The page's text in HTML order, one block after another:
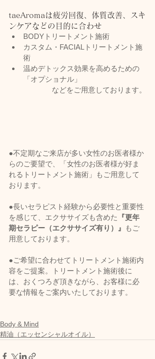
taeAromaは疲労回復、体質改善、スキ
ンケアなどの目的に合わせ
BODYトリートメント施術
カスタム・FACIALトリートメント施
術
温めデトックス効果を高めるための
「オプショナル」
などをご用意しております。
●不定期なご来店が多い女性のお医者様か
らのご要望で、「女性のお医者様が好ま
れるトリートメント施術」もご用意して
おります。
●長いセラピスト経験から必要性と重要性
を感じて、エクササイズも含めた
『更年
期セラピー（エクササイズ有り）』
もご
用意しております。
●ご希望に合わせてトリートメント施術内
容をご提案。トリートメント施術後に
は、おくつろぎ頂きながら、お客様に必
要な情報をご案内いたしております。
Body & Mind
精油（エッセンシャルオイル）